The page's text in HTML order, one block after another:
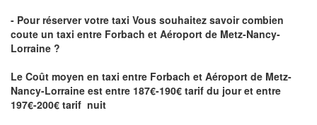
- Pour réserver votre taxi Vous souhaitez savoircombien
coute un taxi entre Forbach et Aéroport de Metz-Nancy-
Lorraine ?
Le Coût moyen en taxi entre Forbach et Aéroport de Metz-
Nancy-Lorraine est entre 187€-190€ tarif du jour et entre
197€-200€ tarif nuit